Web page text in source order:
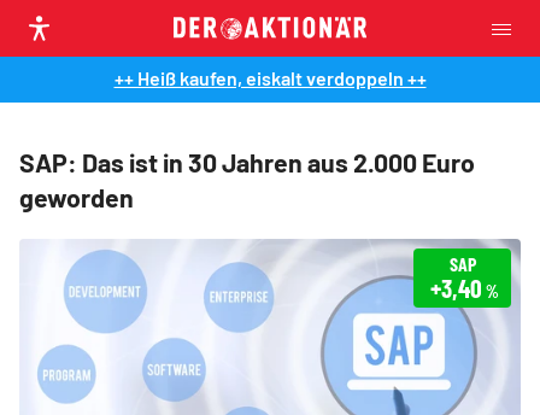
++ Heiß kaufen, eiskalt verdoppeln ++
SAP: Das ist in 30 Jahren aus 2.000 Euro
geworden
SAP
+3,40 %